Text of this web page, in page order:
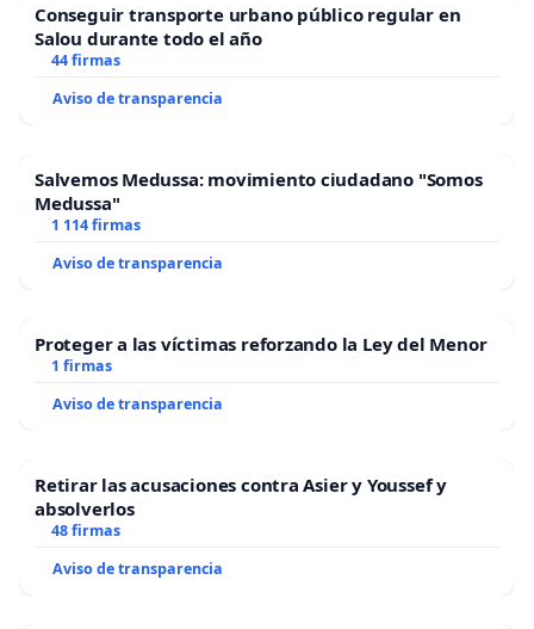
Conseguir transporte urbano público regular en
Salou durante todo el año
44 firmas
Aviso de transparencia
Salvemos Medussa: movimiento ciudadano "Somos
Medussa"
1 114 firmas
Aviso de transparencia
Proteger a las víctimas reforzando la Ley del Menor
1 firmas
Aviso de transparencia
Retirar las acusaciones contra Asier y Youssef y
absolverlos
48 firmas
Aviso de transparencia